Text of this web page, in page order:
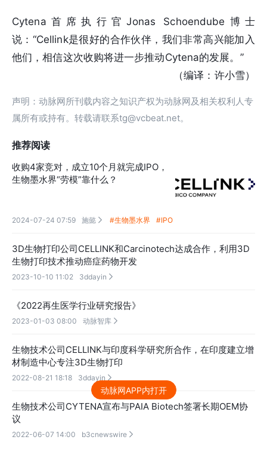
Cytena首席执行官Jonas Schoendube博士
说：“Cellink是很好的合作伙伴，我们非常高兴能加入
他们，相信这次收购将进一步推动Cytena的发展。”
（编译：许小雪）
声明：动脉网所刊载内容之知识产权为动脉网及相关权利人专
属所有或持有。转载请联系tg@vcbeat.net。
推荐阅读
收购4家竞对，成立10个月就完成IPO，
生物墨水界“劳模”靠什么？
2024-07-24 07:59 施懿  #生物墨水界 #IPO
3D生物打印公司CELLINK和Carcinotech达成合作，利用3D
生物打印技术推动癌症药物开发
2023-10-10 11:02 3ddayin 
《2022再生医学行业研究报告》
2023-01-03 08:00 动脉智库 
生物技术公司CELLINK与印度科学研究所合作，在印度建立增
材制造中心专注3D生物打印
2022-08-21 18:18 3ddayin 
生物技术公司CYTENA宣布与PAIA Biotech签署长期OEM协
议
2022-06-07 14:00 b3cnewswire 
动脉网APP内打开